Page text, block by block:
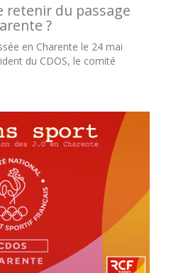
retenir du passage
?
en Charente le 24 mai
du CDOS, le comité